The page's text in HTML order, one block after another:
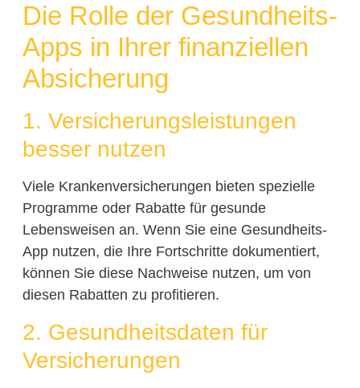
Die Rolle der Gesundheits-
Apps in Ihrer finanziellen
Absicherung
1. Versicherungsleistungen
besser nutzen
Viele Krankenversicherungen bieten spezielle
Programme oder Rabatte für gesunde
Lebensweisen an. Wenn Sie eine Gesundheits-
App nutzen, die Ihre Fortschritte dokumentiert,
können Sie diese Nachweise nutzen, um von
diesen Rabatten zu profitieren.
2. Gesundheitsdaten für
Versicherungen